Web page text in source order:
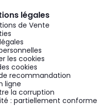
légales
de Vente
les cookies
cookies
recommandation
ligne
la corruption
: partiellement conforme